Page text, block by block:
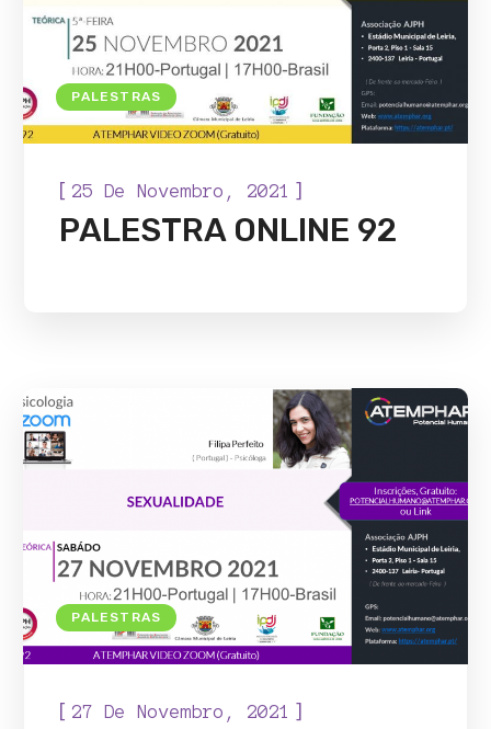
PALESTRAS
[ 25 De Novembro, 2021 ]
PALESTRA ONLINE 92
PALESTRAS
[ 27 De Novembro, 2021 ]